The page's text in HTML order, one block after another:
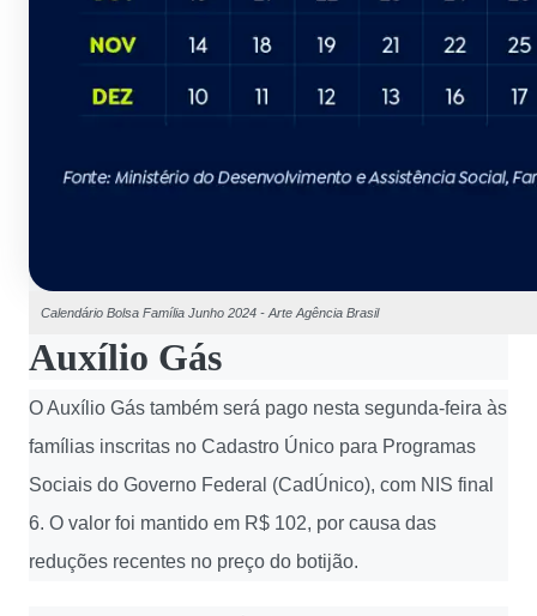
Calendário Bolsa Família Junho 2024 - Arte Agência Brasil
Auxílio Gás
O Auxílio Gás também será pago nesta segunda-feira às
famílias inscritas no Cadastro Único para Programas
Sociais do Governo Federal (CadÚnico), com NIS final
6. O valor foi mantido em R$ 102, por causa das
reduções recentes no preço do botijão.